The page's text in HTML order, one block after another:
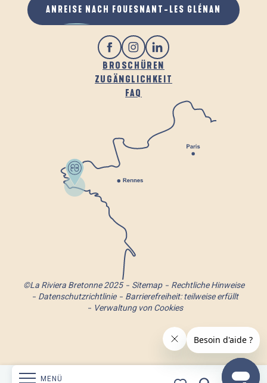
MENÜ
BROSCHÜREN
ZUGÄNGLICHKEIT
FAQ
ANREISE NACH FOUESNANT-LES GLÉNAN
©La Riviera Bretonne 2025 Sitemap
Rechtliche Hinweise
Datenschutzrichtlinie
Barrierefreiheit: teilweise erfüllt
Verwaltung von Cookies